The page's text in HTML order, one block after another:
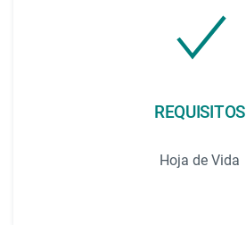
REQUISITOS
Hoja de Vida